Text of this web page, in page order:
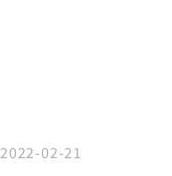
2022-02-21